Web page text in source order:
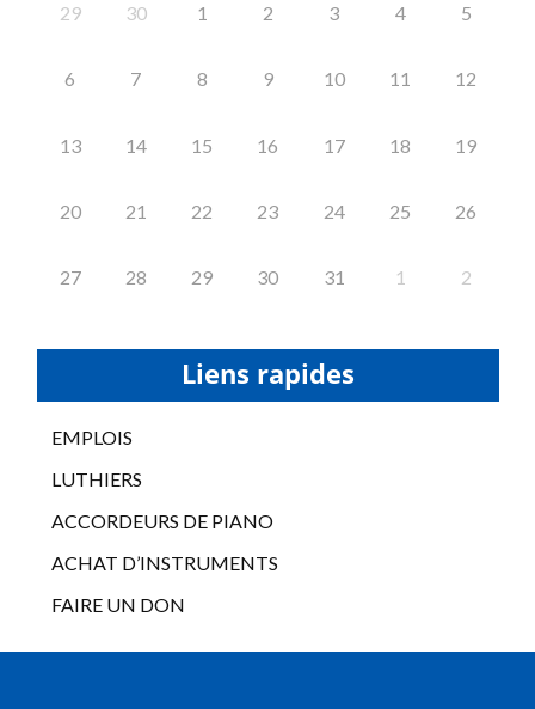
29 30 1 2 3 4 5
6 7 8 9 10 11 12
13 14 15 16 17 18 19
20 21 22 23 24 25 26
27 28 29 30 31 1 2
Liens rapides
EMPLOIS
LUTHIERS
ACCORDEURS DE PIANO
ACHAT D’INSTRUMENTS
FAIRE UN DON